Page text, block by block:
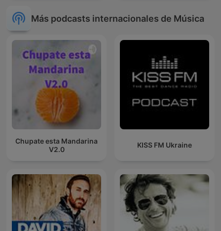
Más podcasts internacionales de Música
Chupate esta Mandarina
V2.0
KISS FM Ukraine